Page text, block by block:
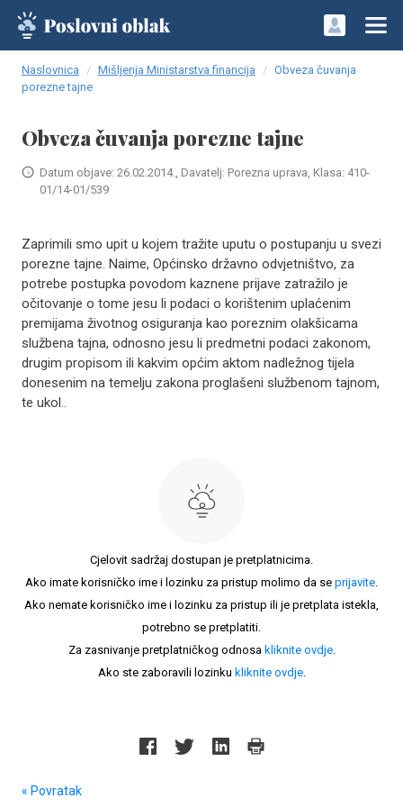
Naslovnica Mišljenja Ministarstva financija
Obveza čuvanja
porezne tajne
Obveza čuvanja porezne tajne
Datum objave: 26.02.2014., Davatelj: Porezna uprava, Klasa: 410-
01/14-01/539
Zaprimili smo upit u kojem tražite uputu o postupanju u svezi
porezne tajne. Naime, Općinsko državno odvjetništvo, za
potrebe postupka povodom kaznene prijave zatražilo je
očitovanje o tome jesu li podaci o korištenim uplaćenim
premijama životnog osiguranja kao poreznim olakšicama
službena tajna, odnosno jesu li predmetni podaci zakonom,
drugim propisom ili kakvim općim aktom nadležnog tijela
donesenim na temelju zakona proglašeni službenom tajnom,
te ukol..
Cjelovit sadržaj dostupan je pretplatnicima.
Ako imate korisničko ime i lozinku za pristup molimo da se prijavite.
Ako nemate korisničko ime i lozinku za pristup ili je pretplata istekla,
potrebno se pretplatiti.
Za zasnivanje pretplatničkog odnosa kliknite ovdje.
Ako ste zaboravili lozinku kliknite ovdje.
« Povratak